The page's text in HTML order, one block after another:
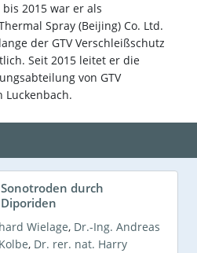
2015 war er als
Spray (Beijing) Co. Ltd.
der GTV Verschleißschutz
Seit 2015 leitet er die
von GTV
Luckenbach.
durch
Wielage, Dr.-Ing. Andreas
, Dr. rer. nat. Harry